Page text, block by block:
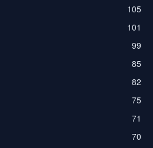
105
101
99
85
82
75
71
70